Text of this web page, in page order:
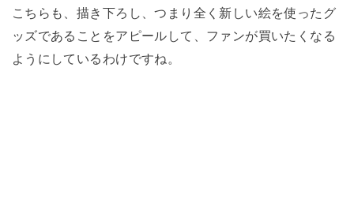
こちらも、描き下ろし、つまり全く新しい絵を使ったグ
ッズであることをアピールして、ファンが買いたくなる
ようにしているわけですね。